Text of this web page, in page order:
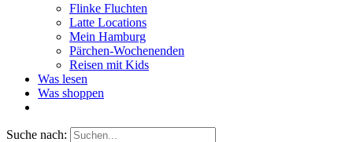
Flinke Fluchten
Latte Locations
Mein Hamburg
Pärchen-Wochenenden
Reisen mit Kids
Was lesen
Was shoppen
Suche nach: